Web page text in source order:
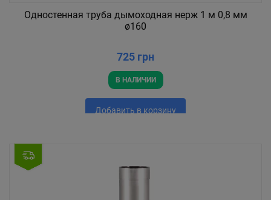
Одностенная труба дымоходная нерж 1 м 0,8 мм
ø160
725 грн
В НАЛИЧИИ
Добавить в корзину